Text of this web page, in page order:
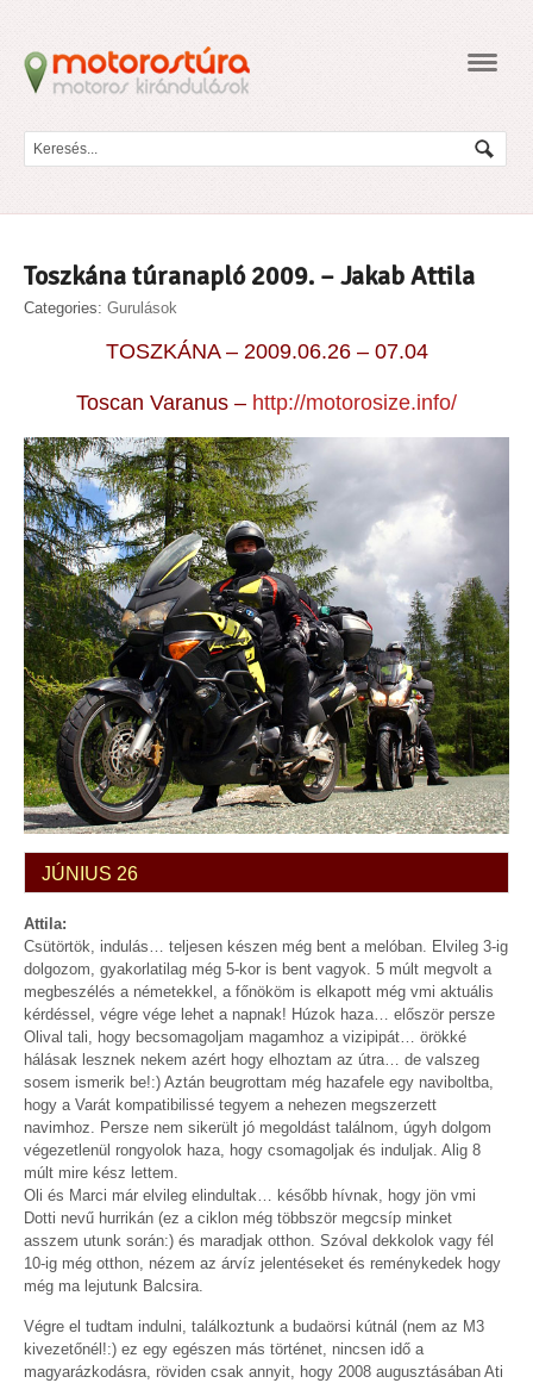
Toszkána túranapló 2009. – Jakab Attila
Categories: Gurulások
TOSZKÁNA – 2009.06.26 – 07.04
Toscan Varanus – http://motorosize.info/
JÚNIUS 26
Attila:
Csütörtök, indulás… teljesen készen még bent a melóban. Elvileg 3-ig
dolgozom, gyakorlatilag még 5-kor is bent vagyok. 5 múlt megvolt a
megbeszélés a németekkel, a főnököm is elkapott még vmi aktuális
kérdéssel, végre vége lehet a napnak! Húzok haza… először persze
Olival tali, hogy becsomagoljam magamhoz a vizipipát… örökké
hálásak lesznek nekem azért hogy elhoztam az útra… de valszeg
sosem ismerik be!:) Aztán beugrottam még hazafele egy naviboltba,
hogy a Varát kompatibilissé tegyem a nehezen megszerzett
navimhoz. Persze nem sikerült jó megoldást találnom, úgyh dolgom
végezetlenül rongyolok haza, hogy csomagoljak és induljak. Alig 8
múlt mire kész lettem.
Oli és Marci már elvileg elindultak… később hívnak, hogy jön vmi
Dotti nevű hurrikán (ez a ciklon még többször megcsíp minket
asszem utunk során:) és maradjak otthon. Szóval dekkolok vagy fél
10-ig még otthon, nézem az árvíz jelentéseket és reménykedek hogy
még ma lejutunk Balcsira.
Végre el tudtam indulni, találkoztunk a budaörsi kútnál (nem az M3
kivezetőnél!:) ez egy egészen más történet, nincsen idő a
magyarázkodásra, röviden csak annyit, hogy 2008 augusztásában Ati